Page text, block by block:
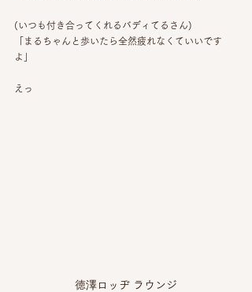
(いつも付き合ってくれるバディてるさん)
「まるちゃんと歩いたら全然疲れなくていいです
よ」
えっ
徳澤ロッヂ ラウンジ